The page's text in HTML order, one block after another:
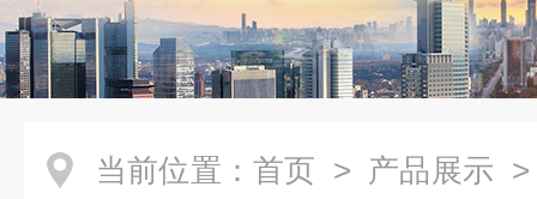
当前位置： 首页 > 产品展示